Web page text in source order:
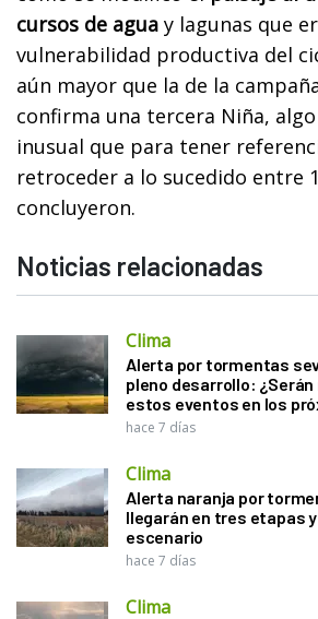
cursos de agua y lagunas que
vulnerabilidad productiva del
aún mayor que la de la
confirma una tercera Niña,
inusual que para tener
retroceder a lo sucedido entre
concluyeron.
Noticias relacionadas
Clima
Alerta por tormentas
pleno desarrollo:
estos eventos en los
hace 7 días
Clima
Alerta naranja por
llegarán en tres etapas
escenario
hace 7 días
Clima